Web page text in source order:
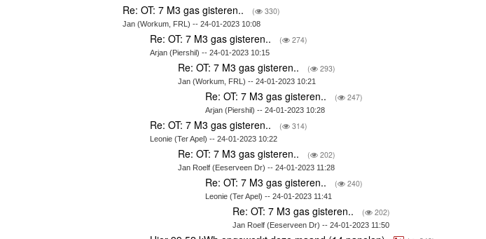
Re: OT: 7 M3 gas gisteren.. ( 330)
Jan (Workum, FRL) -- 24-01-2023 10:08
Re: OT: 7 M3 gas gisteren.. ( 274)
Arjan (Piershil) -- 24-01-2023 10:15
Re: OT: 7 M3 gas gisteren.. ( 293)
Jan (Workum, FRL) -- 24-01-2023 10:21
Re: OT: 7 M3 gas gisteren.. ( 247)
Arjan (Piershil) -- 24-01-2023 10:28
Re: OT: 7 M3 gas gisteren.. ( 314)
Leonie (Ter Apel) -- 24-01-2023 10:22
Re: OT: 7 M3 gas gisteren.. ( 202)
Jan Roelf (Eeserveen Dr) -- 24-01-2023 11:28
Re: OT: 7 M3 gas gisteren.. ( 240)
Leonie (Ter Apel) -- 24-01-2023 11:41
Re: OT: 7 M3 gas gisteren.. ( 202)
Jan Roelf (Eeserveen Dr) -- 24-01-2023 11:50